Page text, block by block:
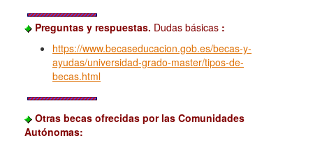
Preguntas y respuestas. Dudas básicas :
https://www.becaseducacion.gob.es/becas-y-
ayudas/universidad-grado-master/tipos-de-
becas.html
Otras becas ofrecidas por las Comunidades
Autónomas: